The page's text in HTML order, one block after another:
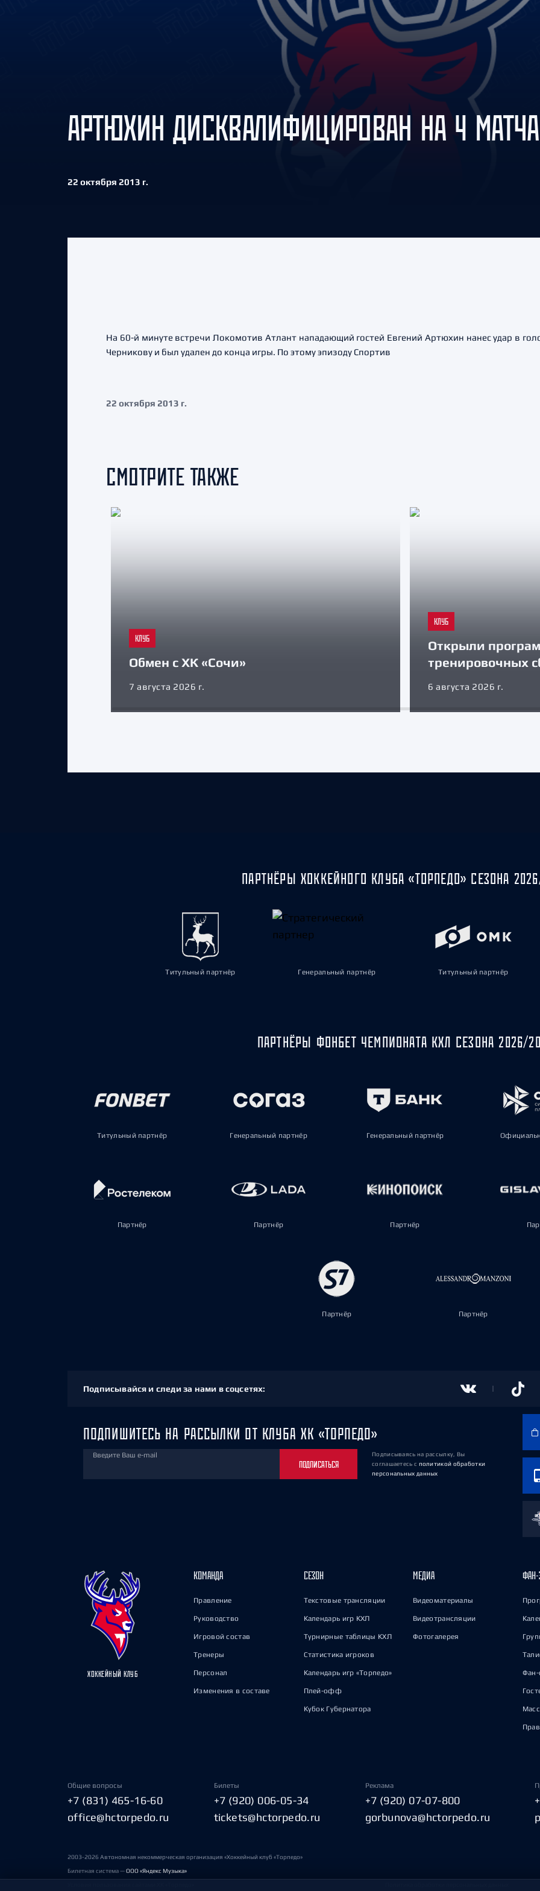
Амур
Барыс
Салават Юлаев
Сибирь
АРТЮХИН ДИСКВАЛИФИЦИРОВАН НА 4 МАТЧА
22 октября 2013 г.
На 60-й минуте встречи Локомотив Атлант нападающий гостей Евгений Артюхин нанес удар в
Черникову и был удален до конца игры. По этому эпизоду Спортив
22 октября 2013 г.
СМОТРИТЕ ТАКЖЕ
КЛУБ
Обмен с ХК «Сочи»
7 августа 2026 г.
КЛУБ
Открыли
тренировочных
6 августа 2026 г.
ПАРТНЁРЫ ХОККЕЙНОГО КЛУБА «ТОРПЕДО» СЕЗОНА
Титульный партнёр Генеральный партнёр Титульный партнёр
ПАРТНЁРЫ ФОНБЕТ ЧЕМПИОНАТА КХЛ СЕЗОНА 2026/
Титульный партнёр Генеральный партнёр Генеральный партнёр
Партнёр Партнёр Партнёр
Партнёр Партнёр
Подписывайся и следи за нами в соцсетях:
ПОДПИШИТЕСЬ НА РАССЫЛКИ ОТ КЛУБА ХК «ТОРПЕДО»
Введите Ваш e-mail
ПОДПИСАТЬСЯ
Подписываясь на рассылку, Вы
соглашаетесь с политикой обработки
персональных данных
ХОККЕЙНЫЙ КЛУБ
КОМАНДА
Правление
Руководство
Игровой состав
Тренеры
Персонал
Изменения в составе
СЕЗОН
Текстовые трансляции
Календарь игр КХЛ
Турнирные таблицы КХЛ
Статистика игроков
Календарь игр «Торпедо»
Плей-офф
Кубок Губернатора
МЕДИА
Видеоматериалы
Видеотрансляции
Фотогалерея
ФАН-
Фан-
Общие вопросы
+7 (831) 465-16-60
office@hctorpedo.ru
Билеты
+7 (920) 006-05-34
tickets@hctorpedo.ru
Реклама
+7 (920) 07-07-800
gorbunova@hctorpedo.ru
2003-2026 Автономная некоммерческая организация «Хоккейный клуб «Торпедо»
Билетная система —ООО «Яндекс Музыка»